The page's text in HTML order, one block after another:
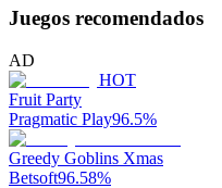
Juegos recomendados
AD
HOT
Fruit Party
Pragmatic Play96.5%
Greedy Goblins Xmas
Betsoft96.58%